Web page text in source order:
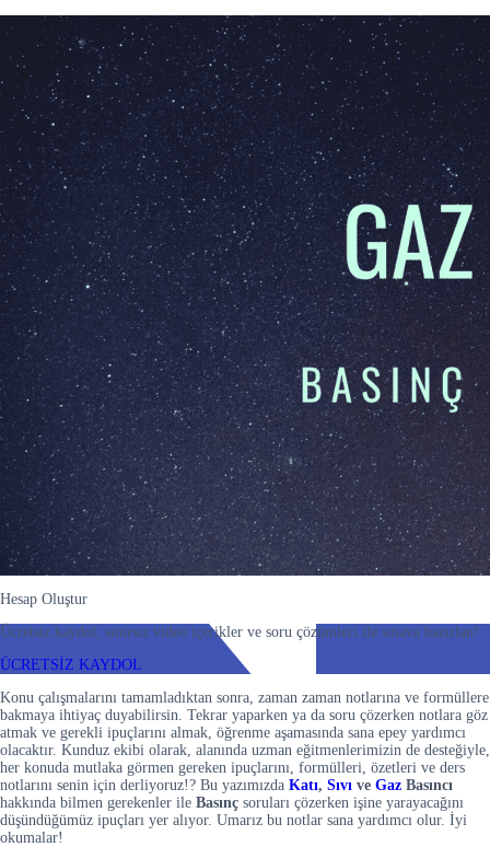
Hesap Oluştur
Ücretsiz kaydol, sınırsız video içerikler ve soru çözümleri ile sınava hazırlan!
ÜCRETSİZ KAYDOL
Konu çalışmalarını tamamladıktan sonra, zaman zaman notlarına ve formüllere
bakmaya ihtiyaç duyabilirsin. Tekrar yaparken ya da soru çözerken notlara göz
atmak ve gerekli ipuçlarını almak, öğrenme aşamasında sana epey yardımcı
olacaktır. Kunduz ekibi olarak, alanında uzman eğitmenlerimizin de desteğiyle,
her konuda mutlaka görmen gereken ipuçlarını, formülleri, özetleri ve ders
notlarını senin için derliyoruz!? Bu yazımızda Katı, Sıvı ve Gaz Basıncı
hakkında bilmen gerekenler ile Basınç soruları çözerken işine yarayacağını
düşündüğümüz ipuçları yer alıyor. Umarız bu notlar sana yardımcı olur. İyi
okumalar!